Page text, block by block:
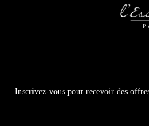
Inscrivez-vous pour recevoir des